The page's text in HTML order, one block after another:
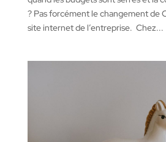
? Pas forcément le changement de
site internet de l’entreprise. Chez...